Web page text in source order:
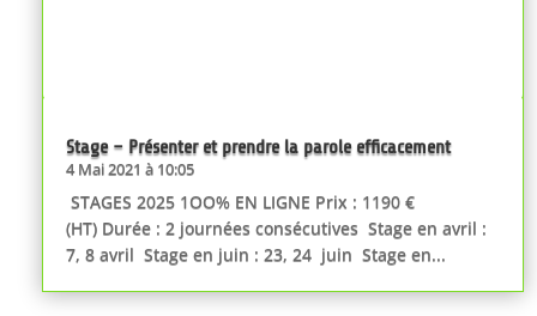
Stage – Présenter et prendre la parole efficacement
4 Mai 2021 à 10:05
STAGES 2025 1OO% EN LIGNE Prix : 1190 €
(HT) Durée : 2 journées consécutives Stage en avril :
7, 8 avril Stage en juin : 23, 24 juin Stage en...